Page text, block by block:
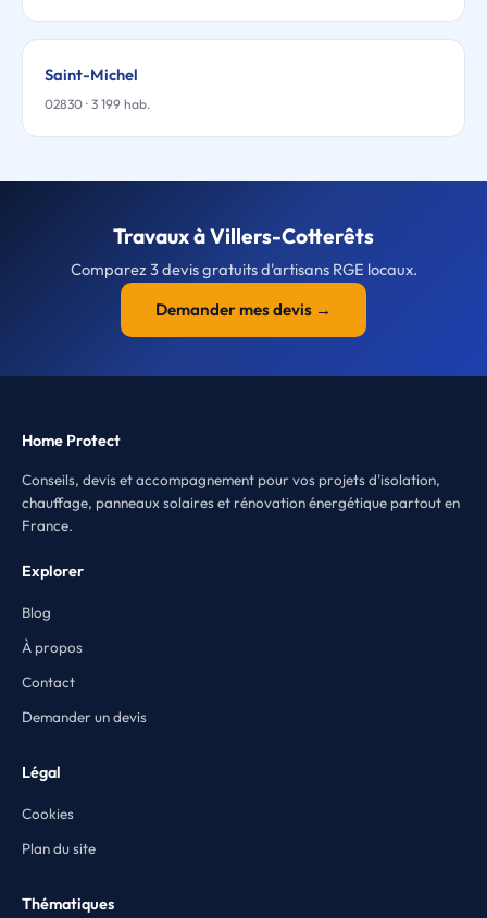
Saint-Michel
02830 · 3 199 hab.
Travaux à Villers-Cotterêts
Comparez 3 devis gratuits d'artisans RGE locaux.
Demander mes devis →
Home Protect
Conseils, devis et accompagnement pour vos projets d'isolation,
chauffage, panneaux solaires et rénovation énergétique partout en
France.
Explorer
Blog
À propos
Contact
Demander un devis
Légal
Cookies
Plan du site
Thématiques